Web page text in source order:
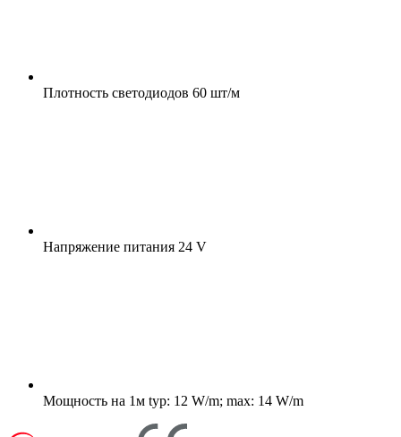
Плотность светодиодов 60 шт/м
Напряжение питания 24 V
Мощность на 1м typ: 12 W/m; max: 14 W/m